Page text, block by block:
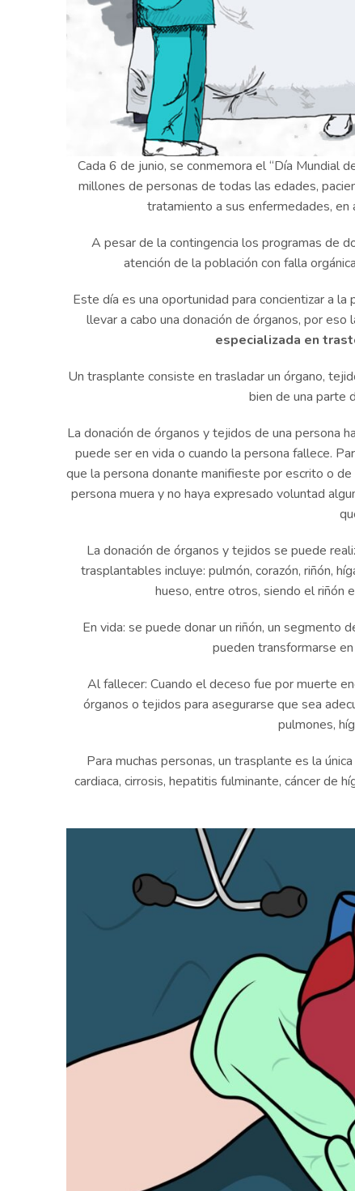
Cada 6 de junio, se conmemora el “Día Mundial
millones de personas de todas las edades,
tratamiento a sus enfermedades, en
A pesar de la contingencia los programas de
atención de la población con falla
Este día es una oportunidad para concientizar a
llevar a cabo una donación de órganos, por eso
especializada en
Un trasplante consiste en trasladar un órgano,
bien de una parte
La donación de órganos y tejidos de una persona
puede ser en vida o cuando la persona fallece.
que la persona donante manifieste por escrito o
persona muera y no haya expresado voluntad
La donación de órganos y tejidos se puede
trasplantables incluye: pulmón, corazón, riñón,
hueso, entre otros, siendo el riñón
En vida: se puede donar un riñón, un segmento
pueden transformarse
Al fallecer: Cuando el deceso fue por muerte
órganos o tejidos para asegurarse que sea
pulmones,
Para muchas personas, un trasplante es la
cardiaca, cirrosis, hepatitis fulminante, cáncer de